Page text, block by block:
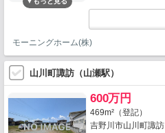
モーニングホーム(株)
山川町諏訪（山瀬駅）
600万円
469m²（登記）
吉野川市山川町諏訪